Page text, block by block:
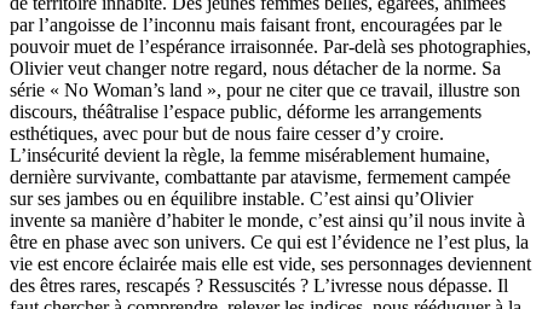
par l’angoisse de l’inconnu mais faisant front, encouragées par le
pouvoir muet de l’espérance irraisonnée. Par-delà ses photographies,
Olivier veut changer notre regard, nous détacher de la norme. Sa
série « No Woman’s land », pour ne citer que ce travail, illustre son
discours, théâtralise l’espace public, déforme les arrangements
esthétiques, avec pour but de nous faire cesser d’y croire.
L’insécurité devient la règle, la femme misérablement humaine,
dernière survivante, combattante par atavisme, fermement campée
sur ses jambes ou en équilibre instable. C’est ainsi qu’Olivier
invente sa manière d’habiter le monde, c’est ainsi qu’il nous invite à
être en phase avec son univers. Ce qui est l’évidence ne l’est plus, la
vie est encore éclairée mais elle est vide, ses personnages deviennent
des êtres rares, rescapés ? Ressuscités ? L’ivresse nous dépasse. Il